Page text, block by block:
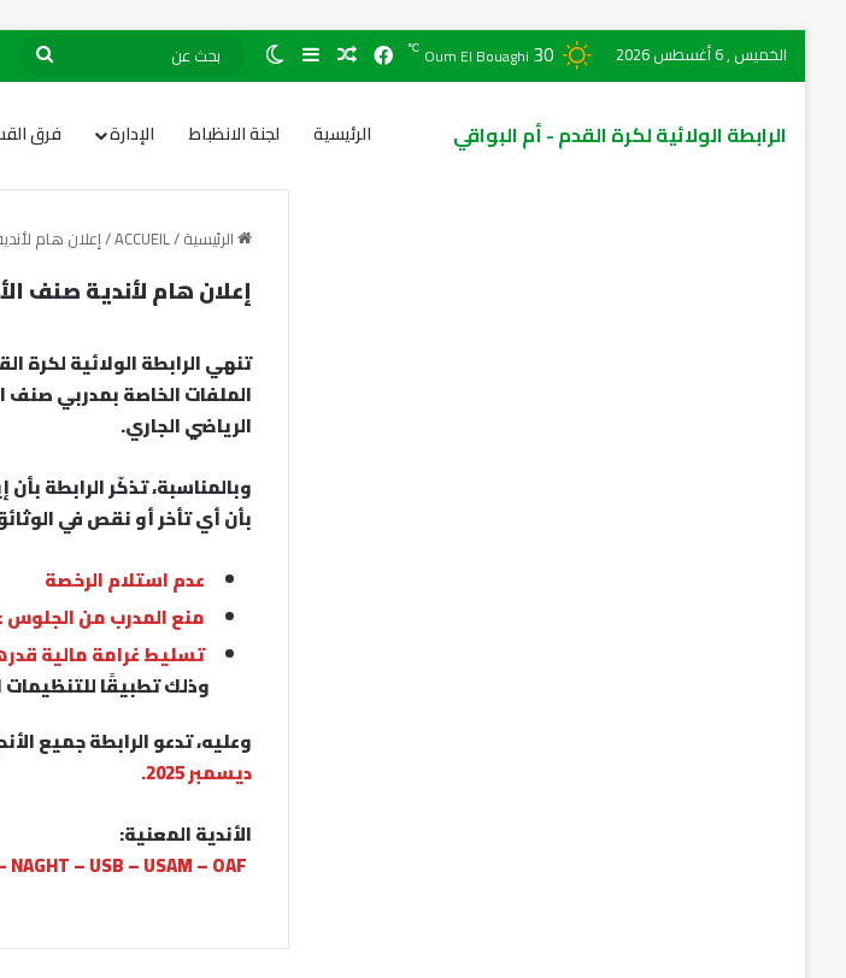
الخميس , 6 أغسطس 2026 Oum El Bouaghi 30
℃
الرابطة الولائية لكرة القدم - أم البواقي الرئيسية لجنة الانظباط الإدارة فرق
الرئيسية/
ACCUEIL
/إعلان هام
إعلان هام لأندية صنف
تنهيالرابطة الولائية لكرة
الملفات الخاصة بمدربي صنف
الرياضي الجاري.
وبالمناسبة، تذكّر الرابطة بأن
بأنأي تأخر أو نقص في
عدم استلام الرخصة
منع المدرب من الجلوس
تسليط غرامة مالية قدرها
وذلك تطبيقًا
وعليه، تدعو الرابطة جميع
ديسمبر 2025
.
الأندية المعنية:
NAGHT – USB – USAM – OAF